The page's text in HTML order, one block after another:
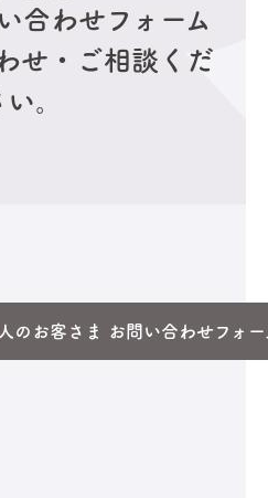
合わせフォーム
せ・ご相談くだ
い。
のお客さま お問い合わせフォー